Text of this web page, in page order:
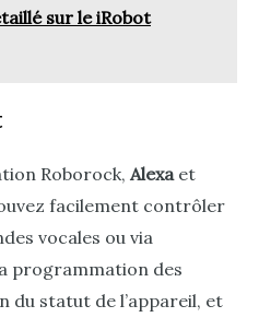
sur le iRobot
Roborock, Alexaet
facilement contrôler
vocales ou via
programmation des
du statut de l’appareil, et